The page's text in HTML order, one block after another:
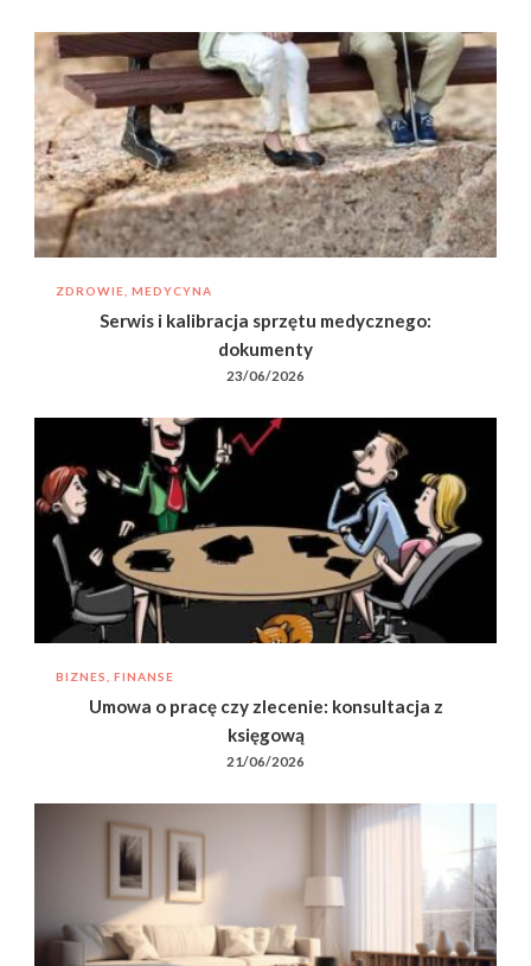
ZDROWIE, MEDYCYNA
Serwis i kalibracja sprzętu medycznego:
dokumenty
23/06/2026
BIZNES, FINANSE
Umowa o pracę czy zlecenie: konsultacja z
księgową
21/06/2026